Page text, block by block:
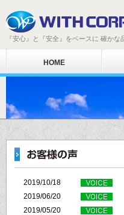
『安心』と『安全』をベースに 確かな
HOME
2019/10/18
2019/06/20
2019/05/20